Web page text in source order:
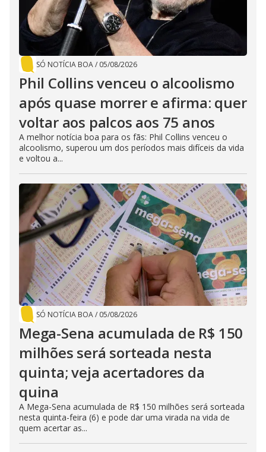
SÓ NOTÍCIA BOA/ 05/08/2026
Phil Collins venceu o alcoolismo
após quase morrer e afirma: quer
voltar aos palcos aos 75 anos
A melhor notícia boa para os fãs: Phil Collins venceu o
alcoolismo, superou um dos períodos mais difíceis da vida
e voltou a...
SÓ NOTÍCIA BOA/ 05/08/2026
Mega-Sena acumulada de R$ 150
milhões será sorteada nesta
quinta; veja acertadores da
quina
A Mega-Sena acumulada de R$ 150 milhões será sorteada
nesta quinta-feira (6) e pode dar uma virada na vida de
quem acertar as...